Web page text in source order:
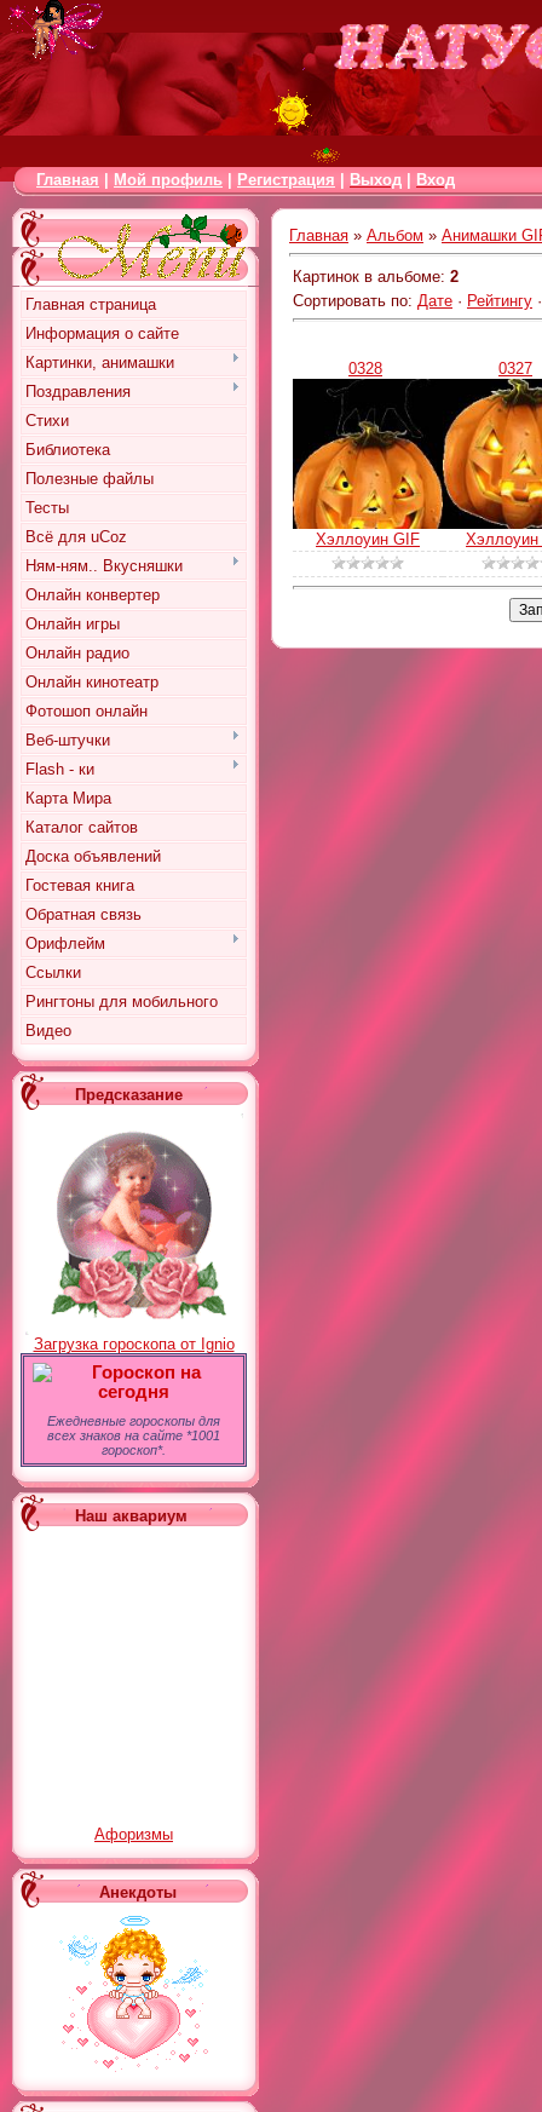
Главная Мой профиль Регистрация Выход Вход
Главная страница
Информация о сайте
Картинки, анимашки
Поздравления
Стихи
Библиотека
Полезные файлы
Тесты
Всё для uCoz
Ням-ням.. Вкусняшки
Онлайн конвертер
Онлайн игры
Онлайн радио
Онлайн кинотеатр
Фотошоп онлайн
Веб-штучки
Flash - ки
Карта Мира
Каталог сайтов
Доска объявлений
Гостевая книга
Обратная связь
Орифлейм
Ссылки
Рингтоны для мобильного
Видео
Предсказание
Загрузка гороскопа от Ignio
Гороскоп на
сегодня
Ежедневные гороскопы для
всех знаков на сайте *1001
гороскоп*.
Наш аквариум
Афоризмы
Анекдоты
Главная » Альбом » Анимашки
Картинок в альбоме: 2
Сортировать по: Дате · Рейтингу
0328
Хэллоуин GIF
0327
Хэллоуин